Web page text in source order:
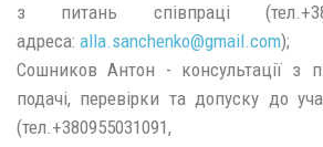
з питань співпраці
адреса: alla.sanchenko@gmail.com);
Сошников Антон - консультації з
подачі, перевірки та допуску до